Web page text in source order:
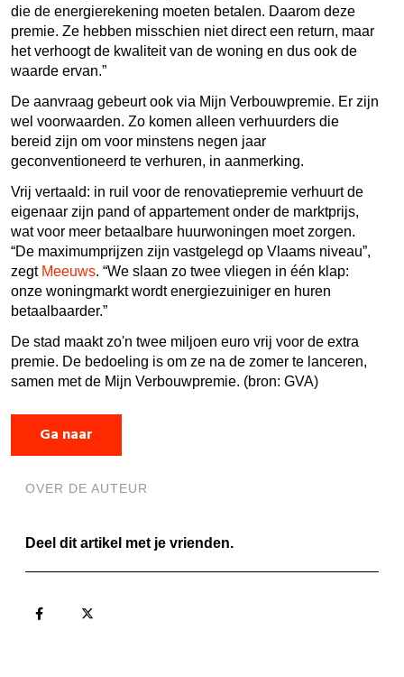
die de energierekening moeten betalen. Daarom deze
premie. Ze hebben misschien niet direct een return, maar
het verhoogt de kwaliteit van de woning en dus ook de
waarde ervan.”
De aanvraag gebeurt ook via Mijn Verbouwpremie. Er zijn
wel voorwaarden. Zo komen alleen verhuurders die
bereid zijn om voor minstens negen jaar
geconventioneerd te verhuren, in aanmerking.
Vrij vertaald: in ruil voor de renovatiepremie verhuurt de
eigenaar zijn pand of appartement onder de marktprijs,
wat voor meer betaalbare huurwoningen moet zorgen.
“De maximumprijzen zijn vastgelegd op Vlaams niveau”,
zegt Meeuws. “We slaan zo twee vliegen in één klap:
onze woningmarkt wordt energiezuiniger en huren
betaalbaarder.”
De stad maakt zo'n twee miljoen euro vrij voor de extra
premie. De bedoeling is om ze na de zomer te lanceren,
samen met de Mijn Verbouwpremie. (bron: GVA)
Ga naar
OVER DE AUTEUR
Deel dit artikel met je vrienden.